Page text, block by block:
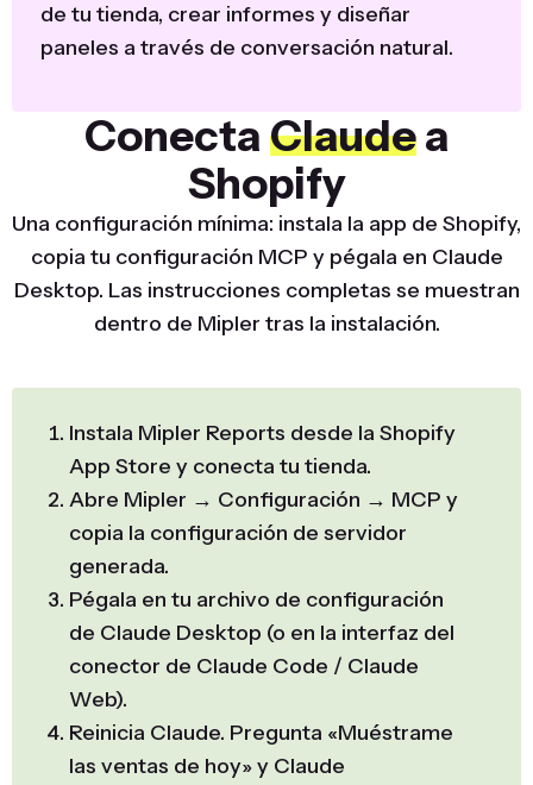
de tu tienda, crear informes y diseñar
paneles a través de conversación natural.
Conecta Claudea
Shopify
Una configuración mínima: instala la app de Shopify,
copia tu configuración MCP y pégala en Claude
Desktop. Las instrucciones completas se muestran
dentro de Mipler tras la instalación.
Instala Mipler Reports desde la Shopify
App Store y conecta tu tienda.
Abre Mipler → Configuración → MCP y
copia la configuración de servidor
generada.
Pégala en tu archivo de configuración
de Claude Desktop (o en la interfaz del
conector de Claude Code / Claude
Web).
Reinicia Claude. Pregunta «Muéstrame
las ventas de hoy» y Claude